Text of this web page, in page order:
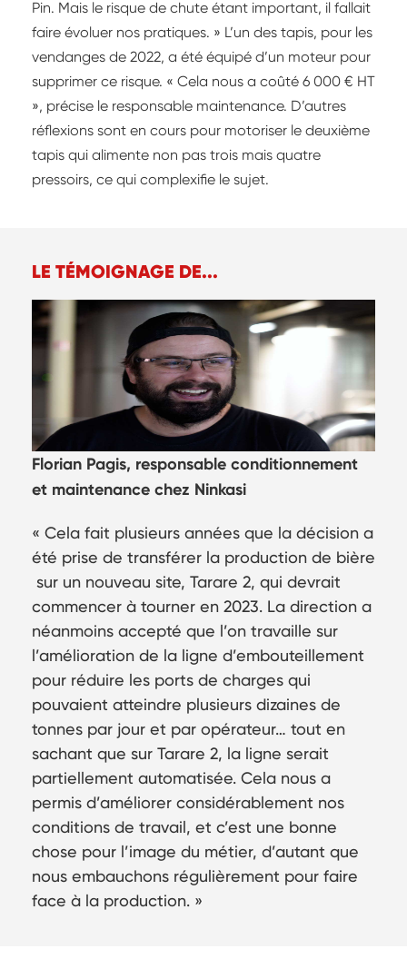
Pin. Mais le risque de chute étant important, il fallait
faire évoluer nos pratiques. » L’un des tapis, pour les
vendanges de 2022, a été équipé d’un moteur pour
supprimer ce risque. « Cela nous a coûté 6 000 € HT
», précise le responsable maintenance. D’autres
réflexions sont en cours pour motoriser le deuxième
tapis qui alimente non pas trois mais quatre
pressoirs, ce qui complexifie le sujet.
LE TÉMOIGNAGE DE...
Florian Pagis, responsable conditionnement
et maintenance chez Ninkasi
« Cela fait plusieurs années que la décision a
été prise de transférer la production de bière
sur un nouveau site, Tarare 2, qui devrait
commencer à tourner en 2023. La direction a
néanmoins accepté que l’on travaille sur
l’amélioration de la ligne d’embouteillement
pour réduire les ports de charges qui
pouvaient atteindre plusieurs dizaines de
tonnes par jour et par opérateur… tout en
sachant que sur Tarare 2, la ligne serait
partiellement automatisée. Cela nous a
permis d’améliorer considérablement nos
conditions de travail, et c’est une bonne
chose pour l’image du métier, d’autant que
nous embauchons régulièrement pour faire
face à la production. »